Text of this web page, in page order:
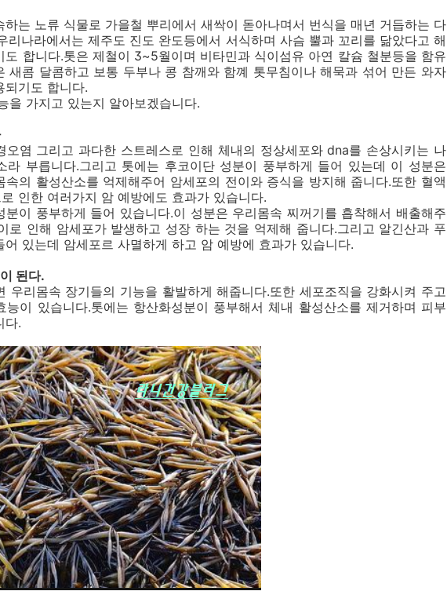
하는 노류 식물로 가을철 뿌리에서 새싹이 돋아나며서 번식을 매년 거듭하는 다
리나라에서는 제주도 진도 완도등에서 서식하며 사슴 뿔과 꼬리를 닮았다고 해
도 합니다.톳은 제철이 3~5월이며 비타민과 식이섬유 아연 칼슘 철분등을 함유
새콤 달콤하고 보통 두부나 콩 참깨와 함꼐 톳무침이나 해묵과 섞어 만든 와자
되기도 합니다.
을 가지고 있는지 알아보겠습니다.
오염 그리고 과다한 스트레스로 인해 체내의 정상세포와 dna를 손상시키는 나
라 부릅니다.그리고 톳에는 후코이단 성분이 풍부하게 들어 있는데 이 성분은
속의 활성산소를 억제해주어 암세포의 전이와 증식을 방지해 줍니다.또한 혈액
인한 여러가지 암 예방에도 효과가 있습니다.
분이 풍부하게 들어 있습니다.이 성분은 우리몸속 찌꺼기를 흡착해서 배출해주
로 인해 암세포가 발생하고 성장 하는 것을 억제해 줍니다.그리고 알긴산과 푸
어 있는데 암세포르 사멸하게 하고 암 예방에 효과가 있습니다.
된다.
우리몸속 장기들의 기능을 활발하게 해줍니다.또한 세포조직을 강화시켜 주고
능이 있습니다.톳에는 항산화성분이 풍부해서 체내 활성산소를 제거하며 피부
다.